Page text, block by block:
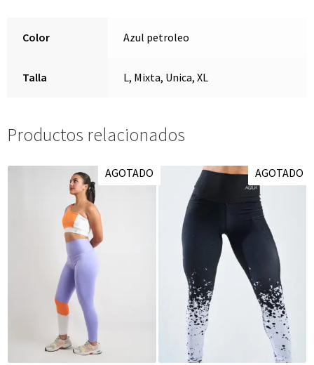
Color Azul petroleo
Talla L, Mixta, Unica, XL
Productos relacionados
AGOTADO AGOTADO